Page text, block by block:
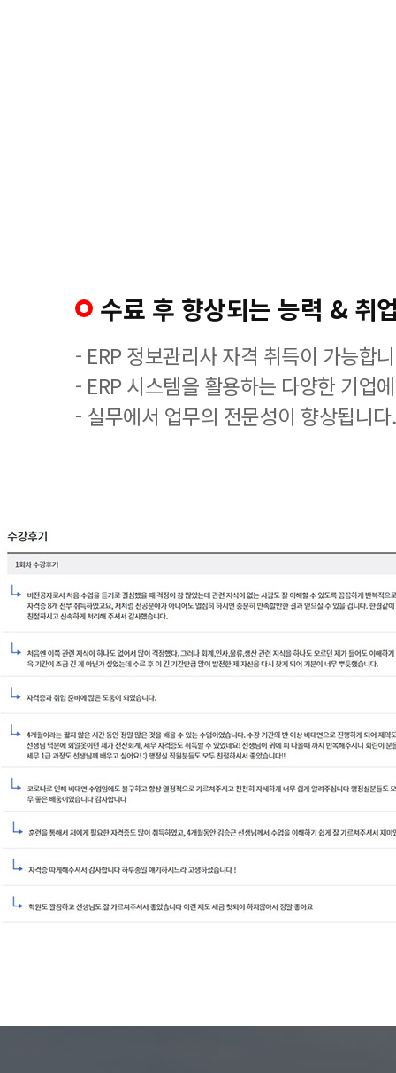
수료 후 향상되는 능력 & 취
- ERP 정보관리사 자격 취득이 가능합
- ERP 시스템을 활용하는 다양한 기업
- 실무에서 업무의 전문성이 향상됩니다.